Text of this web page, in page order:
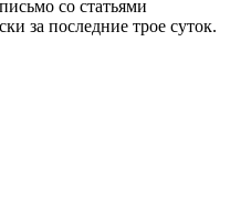
со статьями
за последние трое суток.